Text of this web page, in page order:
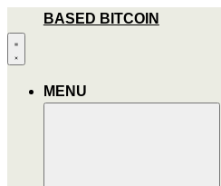
Inhalt
wechseln
BASED BITCOIN
MENU